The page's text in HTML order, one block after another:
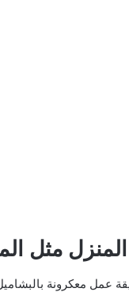
مثل
عمل معكرونة